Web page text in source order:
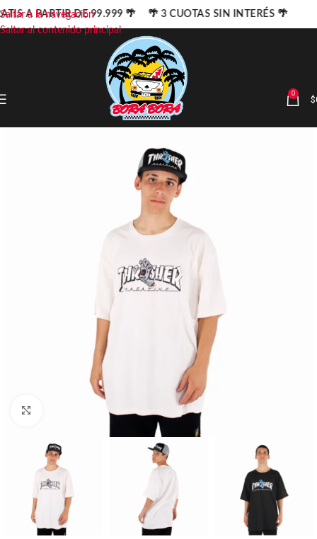
Saltar a la navegación
Saltar al contenido principal
0 $
Haga clic para ampliar
A PARTIR DE 99.999 🌴 🌴 3 CUOTAS SIN INTERÉS 🌴